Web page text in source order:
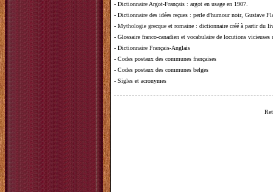
- Dictionnaire Argot-Français : argot en usage en 1907.
- Dictionnaire des idées reçues : perle d'humour noir, Gustave
- Mythologie grecque et romaine : dictionnaire créé à partir du
- Glossaire franco-canadien et vocabulaire de locutions vicieuses
- Dictionnaire Français-Anglais
- Codes postaux des communes françaises
- Codes postaux des communes belges
- Sigles et acronymes